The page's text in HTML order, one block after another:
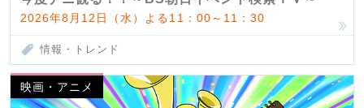
2026年8月12日（水）よる11：00～11：30
情報・トレンド
映画・アニメ